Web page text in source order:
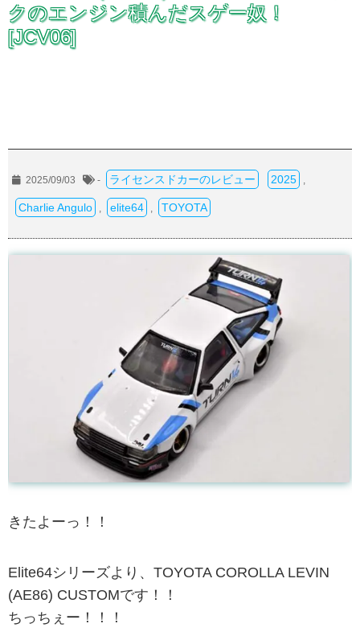
クのエンジン積んだスゲー奴！
[JCV06]
2025/09/03 - ライセンスドカーのレビュー 2025
Charlie Angulo elite64 TOYOTA
きたよーっ！！
Elite64シリーズより、TOYOTA COROLLA LEVIN
(AE86) CUSTOMです！！
ちっちぇー！！！